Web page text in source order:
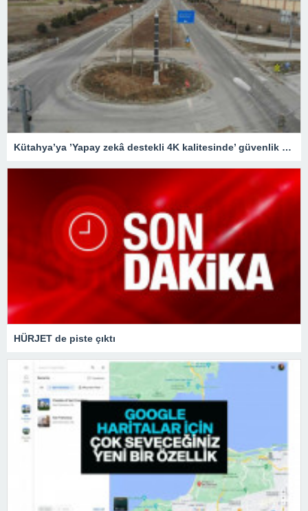
Kütahya’ya ’Yapay zekâ destekli 4K kalitesinde’ güvenlik kameraları
HÜRJET de piste çıktı